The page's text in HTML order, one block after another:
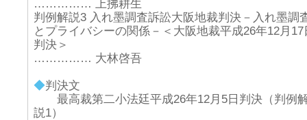
…………… 上拂耕生
判例解説3 入れ墨調査訴訟大阪地裁判決－入れ墨調
とプライバシーの関係－＜大阪地裁平成26年12月17
判決＞
…………… 大林啓吾
◆判決文
最高裁第二小法廷平成26年12月5日判決（判例
説1）